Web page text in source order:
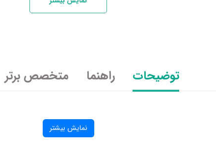
توضیحات راهنما متخصص برتر
نمایش بیشتر